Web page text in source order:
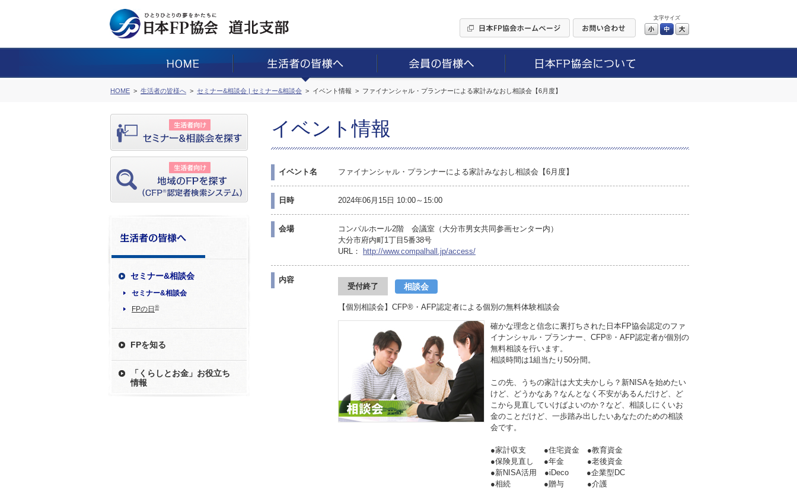
文字サイズ
小 中
HOME 生活者の皆様へ セミナー&相談会 | セミナー&相談会 イベント情報 ファイナンシャル・プランナーによる家計みなおし相談会【6月度】
セミナー&相談会
セミナー&相談会
FPの日 ®
FPを知る
「くらしとお金」お役立ち
情報
イベント情報
イベント名 ファイナンシャル・プランナーによる家計みなおし相談会【6月度】
日時 2024年06月15日 10:00～15:00
会場
コンパルホール2階 会議室（大分市男女共同参画センター内）
大分市府内町1丁目5番38号
URL：
http://www.compalhall.jp/access/
内容
受付終了 相談会
【個別相談会】CFP®・AFP認定者による個別の無料体験相談会
確かな理念と信念に裏打ちされた日本FP協会認定のファ
イナンシャル・プランナー、CFP®・AFP認定者が個別の
無料相談を行います。
相談時間は1組当たり50分間。
この先、うちの家計は大丈夫かしら？新NISAを始めたい
けど、どうかなあ？なんとなく不安があるんだけど、ど
こから見直していけばよいのか？など、相談しにくいお
金のことだけど、一歩踏み出したいあなたのための相談
会です。
●家計収支 ●住宅資金 ●教育資金
●保険見直し ●年金 ●老後資金
●新NISA活用 ●iDeco ●企業型DC
●相続 ●贈与 ●介護